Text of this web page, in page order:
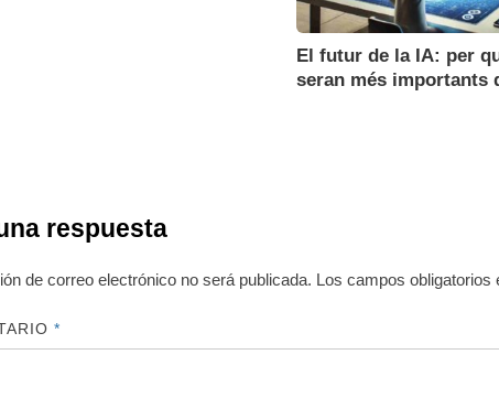
El futur de la IA: per
seran més importants
respuesta
de correo electrónico no será publicada. Los campos obligatorios
*